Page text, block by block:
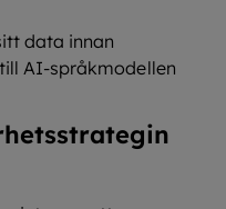
data innan
AI-språkmodellen